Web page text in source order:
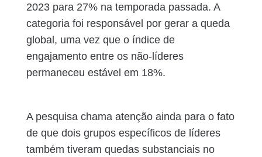
2023 para 27% na temporada passada. A
categoria foi responsável por gerar a queda
global, uma vez que o índice de
engajamento entre os não-líderes
permaneceu estável em 18%.
A pesquisa chama atenção ainda para o fato
de que dois grupos específicos de líderes
também tiveram quedas substanciais no